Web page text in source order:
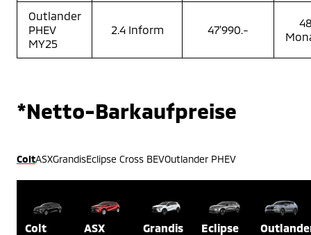
Outlander
PHEV
MY25
2.4 Inform 47'990.-
*Netto-Barkaufpreise
ColtASXGrandisEclipse Cross BEVOutlander PHEV
Colt
ASX
Grandis
Eclipse